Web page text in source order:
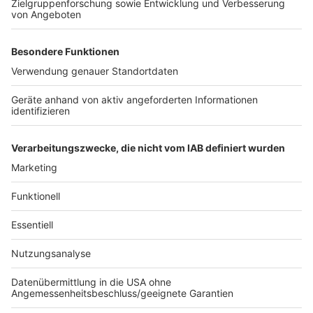
RB 25, S 6, S 12: Teilausfälle
S 19 (In Richtung Au (Sieg):Haltausfälle in Köln
Hansaring und Köln Trimbornstraße
Ein SEV mit Bussen zwischen Köln Frankfurter Straße
und Porz-Wahn wird eingerichtet.
Anzeige
Anzeige